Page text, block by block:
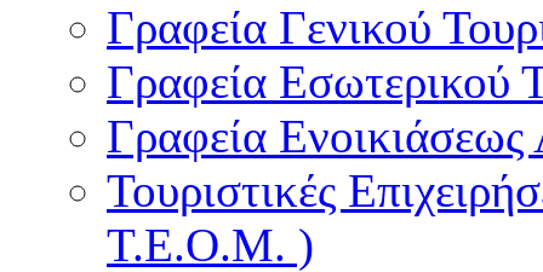
Γραφεία Γενικού
Γραφεία Εσωτερικού
Γραφεία
Τουριστικές
Τ.Ε.Ο.Μ. )